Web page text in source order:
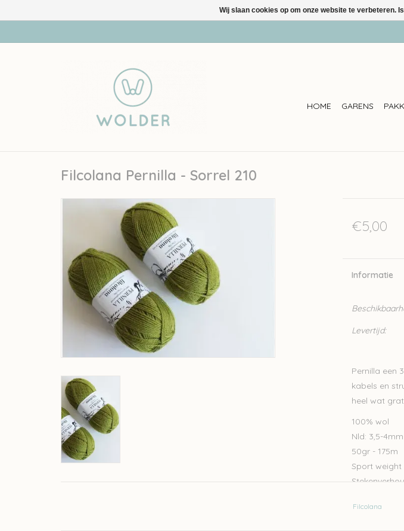
HOME GARENS
Filcolana Pernilla - Sorrel 210
€5,00
Informatie
Levertijd:
Pernilla een
kabels en
heel wat
100% wol
Nld: 3,5-4mm
50gr - 175m
Sport weight
Filcolana
Wij slaan cookies op om onze website te verbeteren.